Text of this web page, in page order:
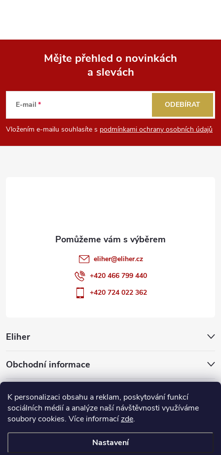
K personalizaci obsahu a reklam, poskytování funkcí
sociálních médií a analýze naší návštěvnosti využíváme
soubory cookies. Více informacízde.
Nastavení
p
Mějte přehled o novinkách
a slevách
E-mail
Vložením e-mailu souhlasíte s podmínkami ochrany osobních údajů
ODEBÍRAT
Eliher
Obchodní informace
Partnerské weby
eliher@eliher.cz
+420 466 799 440
+420 724 022 362
cookies